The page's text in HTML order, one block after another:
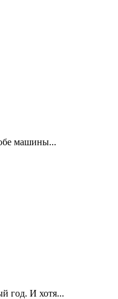
машины...
год. И хотя...